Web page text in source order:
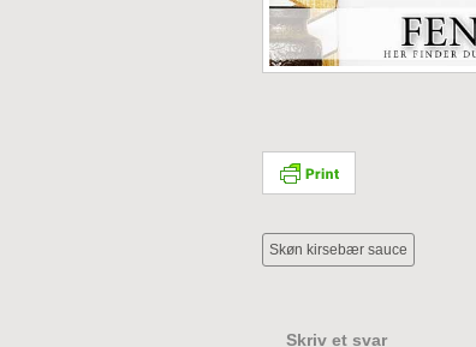
Skøn kirsebær sauce
Skriv et svar